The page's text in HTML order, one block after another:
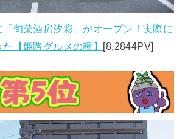
旬菜酒房汐彩」がオープン！実際に
【姫路グルメの種】
[8,2844PV]